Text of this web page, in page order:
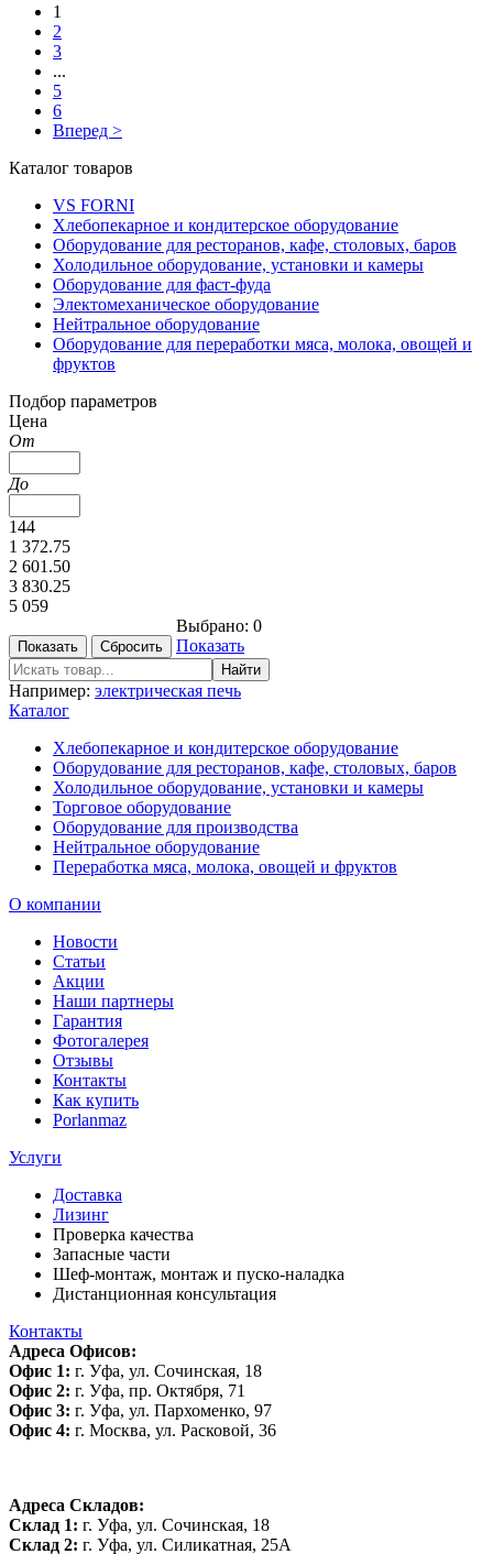
1
2
3
...
5
6
Вперед >
Каталог товаров
VS FORNI
Хлебопекарное и кондитерское оборудование
Оборудование для ресторанов, кафе, столовых, баров
Холодильное оборудование, установки и камеры
Оборудование для фаст-фуда
Электомеханическое оборудование
Нейтральное оборудование
Оборудование для переработки мяса, молока, овощей и
фруктов
Подбор параметров
Цена
От
До
144
1 372.75
2 601.50
3 830.25
5 059
Выбрано: 0
Показать
Например: электрическая печь
Каталог
Хлебопекарное и кондитерское оборудование
Оборудование для ресторанов, кафе, столовых, баров
Холодильное оборудование, установки и камеры
Торговое оборудование
Оборудование для производства
Нейтральное оборудование
Переработка мяса, молока, овощей и фруктов
О компании
Новости
Статьи
Акции
Наши партнеры
Гарантия
Фотогалерея
Отзывы
Контакты
Как купить
Porlanmaz
Услуги
Доставка
Лизинг
Проверка качества
Запасные части
Шеф-монтаж, монтаж и пуско-наладка
Дистанционная консультация
Контакты
Адреса Офисов:
Офис 1: г. Уфа, ул. Сочинская, 18
Офис 2: г. Уфа, пр. Октября, 71
Офис 3: г. Уфа, ул. Пархоменко, 97
Офис 4: г. Москва, ул. Расковой, 36
Адреса Складов:
Склад 1: г. Уфа, ул. Сочинская, 18
Склад 2: г. Уфа, ул. Силикатная, 25А